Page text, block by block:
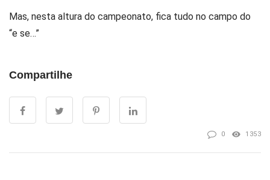
Mas, nesta altura do campeonato, fica tudo no campo do
“e se…”
Compartilhe
0 1353